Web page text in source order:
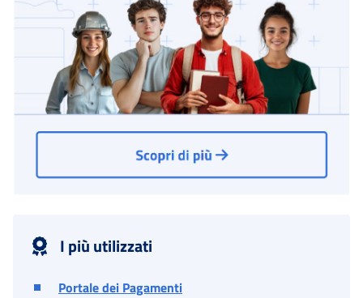
I più utilizzati
Portale dei Pagamenti